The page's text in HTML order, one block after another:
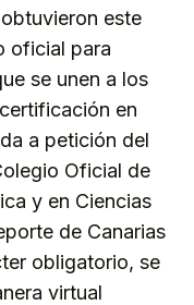
este
oficial para
se unen a los
en
a petición del
Oficial de
y en Ciencias
de Canarias
obligatorio, se
virtual